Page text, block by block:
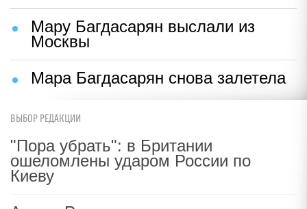
Мару Багдасарян выслали из
Москвы
Мара Багдасарян снова залетела
ВЫБОР РЕДАКЦИИ
"Пора убрать": в Британии
ошеломлены ударом России по
Киеву